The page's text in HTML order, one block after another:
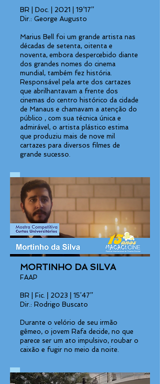
BR | Doc. | 2021 | 19’17’’
Dir.: George Augusto
Marius Bell foi um grande artista nas
décadas de setenta, oitenta e
noventa, embora despercebido diante
dos grandes nomes do cinema
mundial, também fez história.
Responsável pela arte dos cartazes
que abrilhantavam a frente dos
cinemas do centro histórico da cidade
de Manaus e chamavam a atenção do
público , com sua técnica única e
admirável, o artista plástico estima
que produziu mais de nove mil
cartazes para diversos filmes de
grande sucesso.
MORTINHO DA SILVA
FAAP
BR | Fic. | 2023 | 15’47’’
Dir.: Rodrigo Buscato
Durante o velório de seu irmão
gêmeo, o jovem Rafa decide, no que
parece ser um ato impulsivo, roubar o
caixão e fugir no meio da noite.